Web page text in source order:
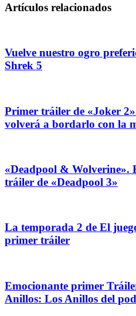
Artículos relacionados
Vuelve nuestro ogro
Shrek 5
Primer tráiler de «Joker
volverá a bordarlo con la
«Deadpool & Wolverine».
tráiler de «Deadpool 3»
La temporada 2 de El
primer tráiler
Emocionante primer
Anillos: Los Anillos del